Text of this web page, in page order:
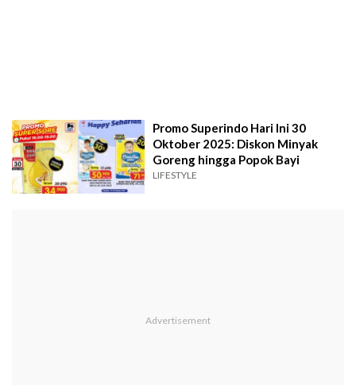
Promo Superindo Hari Ini 30
Oktober 2025: Diskon Minyak
Goreng hingga Popok Bayi
LIFESTYLE